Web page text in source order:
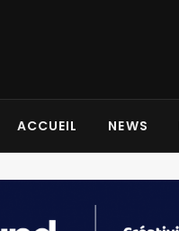
ACCUEIL NEWS